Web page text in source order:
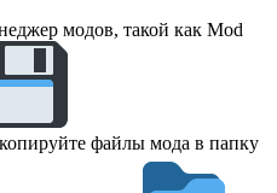
модов, такой как Mod
файлы мода в папку